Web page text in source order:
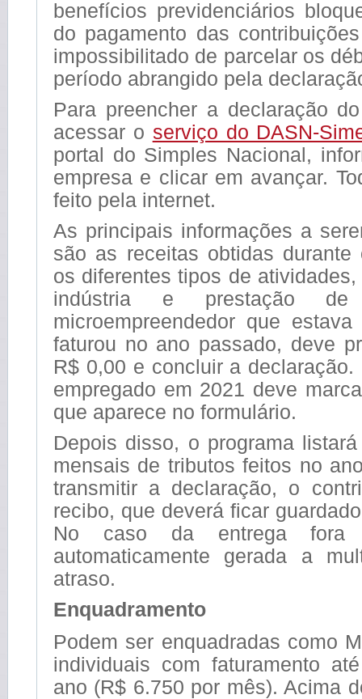
benefícios previdenciários
do pagamento das
impossibilitado de parcelar os
período abrangido pela
Para preencher a declaração
acessar o serviço do DASN-
portal do Simples Nacional,
empresa e clicar em avançar.
feito pela internet.
As principais informações a
são as receitas obtidas durante
os diferentes tipos de
indústria e prestação
microempreendedor que
faturou no ano passado, deve
R$ 0,00 e concluir a declaração.
empregado em 2021 deve
que aparece no formulário.
Depois disso, o programa
mensais de tributos feitos no
transmitir a declaração, o
recibo, que deverá ficar
No caso da entrega
automaticamente gerada a
atraso.
Enquadramento
Podem ser enquadradas como
individuais com faturamento
ano (R$ 6.750 por mês). Acima